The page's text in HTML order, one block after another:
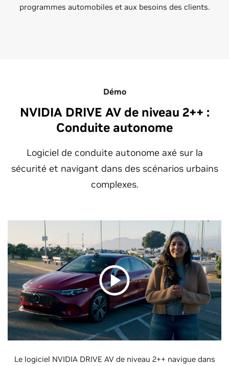
programmes automobiles et aux besoins des clients.
Démo
NVIDIA DRIVE AV de niveau 2++ :
Conduite autonome
Logiciel de conduite autonome axé sur la
sécurité et navigant dans des scénarios urbains
complexes.
Le logiciel NVIDIA DRIVE AV de niveau 2++ navigue dans